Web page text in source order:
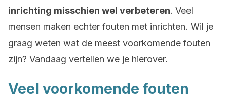
inrichting misschien wel verbeteren. Veel
mensen maken echter fouten met inrichten. Wil je
graag weten wat de meest voorkomende fouten
zijn? Vandaag vertellen we je hierover.
Veel voorkomende fouten